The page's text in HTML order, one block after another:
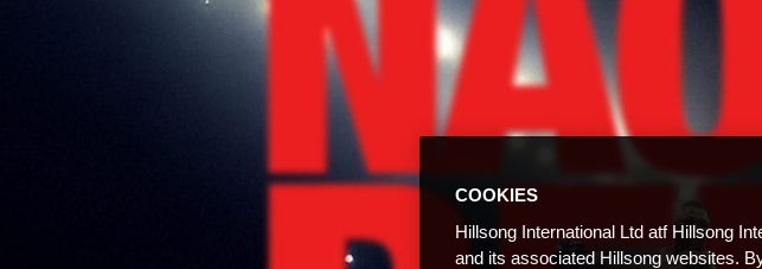
COOKIES
Hillsong International Ltd atf Hillsong
and its associated Hillsong websites.